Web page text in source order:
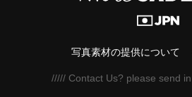
写真素材の提供について
///// Contact Us? please send in